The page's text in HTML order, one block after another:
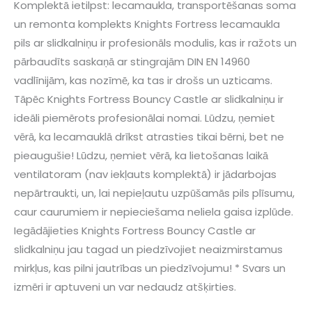
Komplektā ietilpst: lecamaukla, transportēšanas soma
un remonta komplekts Knights Fortress lecamaukla
pils ar slidkalniņu ir profesionāls modulis, kas ir ražots un
pārbaudīts saskaņā ar stingrajām DIN EN 14960
vadlīnijām, kas nozīmē, ka tas ir drošs un uzticams.
Tāpēc Knights Fortress Bouncy Castle ar slidkalniņu ir
ideāli piemērots profesionālai nomai. Lūdzu, ņemiet
vērā, ka lecamauklā drīkst atrasties tikai bērni, bet ne
pieaugušie! Lūdzu, ņemiet vērā, ka lietošanas laikā
ventilatoram (nav iekļauts komplektā) ir jādarbojas
nepārtraukti, un, lai nepieļautu uzpūšamās pils plīsumu,
caur caurumiem ir nepieciešama neliela gaisa izplūde.
Iegādājieties Knights Fortress Bouncy Castle ar
slidkalniņu jau tagad un piedzīvojiet neaizmirstamus
mirkļus, kas pilni jautrības un piedzīvojumu! * Svars un
izmēri ir aptuveni un var nedaudz atšķirties.